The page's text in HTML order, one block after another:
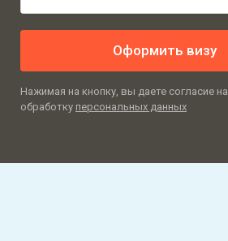
Оформить визу
Нажимая на кнопку, вы даете согласие на
обработку персональных данных